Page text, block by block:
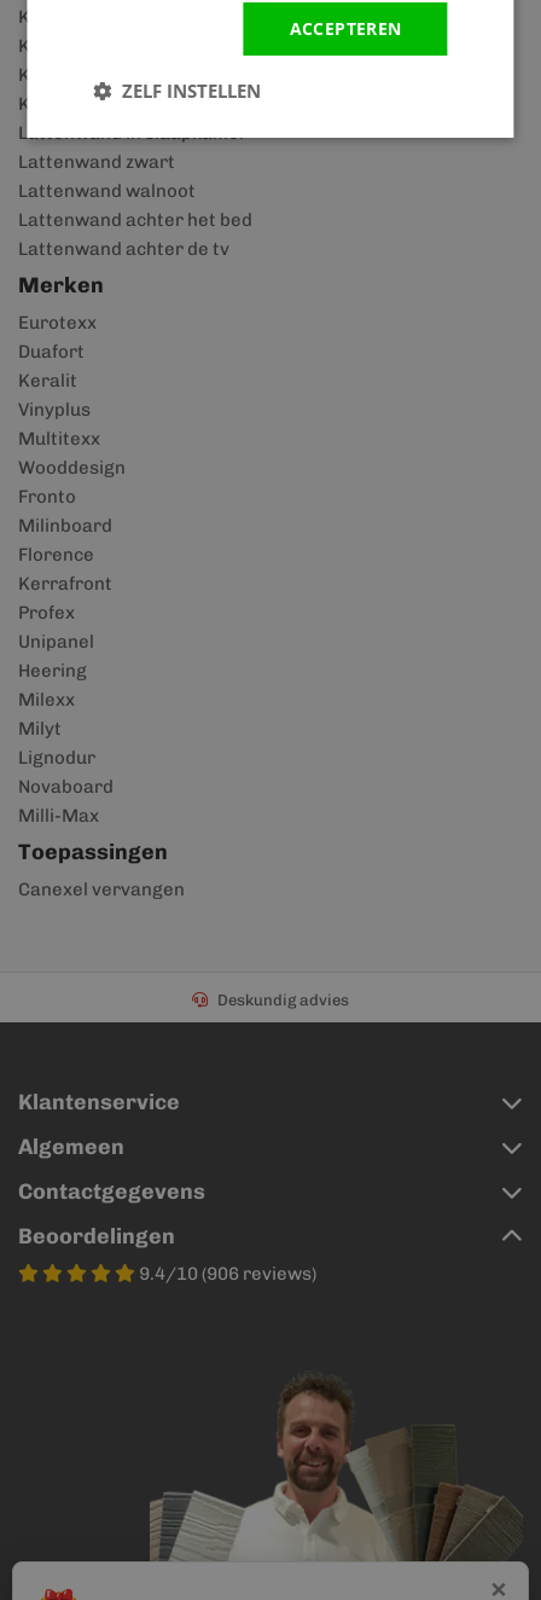
Keralit dakkapel
Kunststof schuurtje
Kunststof blokhut
Kunststof overkappingen
Lattenwand in slaapkamer
Lattenwand zwart
Lattenwand walnoot
Lattenwand achter het bed
Lattenwand achter de tv
Merken
Eurotexx
Duafort
Keralit
Vinyplus
Multitexx
Wooddesign
Fronto
Milinboard
Florence
Kerrafront
Profex
Unipanel
Heering
Milexx
Milyt
Lignodur
Novaboard
Milli-Max
Toepassingen
Canexel vervangen
Deskundig advies
Klantenservice
Algemeen
Contactgegevens
Beoordelingen
9.4/10 (906 reviews)
×
ACCEPTEREN
ZELF INSTELLEN